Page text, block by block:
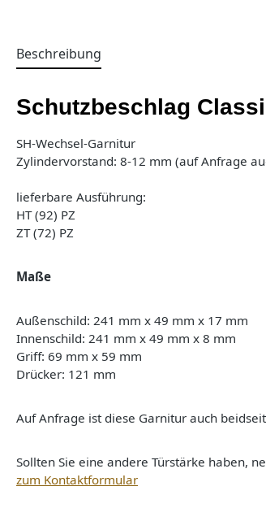
Beschreibung
Schutzbeschlag
SH-Wechsel-Garnitur
Zylindervorstand: 8-12 mm (auf Anfrage
lieferbare Ausführung:
HT (92) PZ
ZT (72) PZ
Maße
Außenschild: 241 mm x 49 mm x 17 mm
Innenschild: 241 mm x 49 mm x 8 mm
Griff: 69 mm x 59 mm
Drücker: 121 mm
Auf Anfrage ist diese Garnitur auch
Sollten Sie eine andere Türstärke haben,
zum Kontaktformular